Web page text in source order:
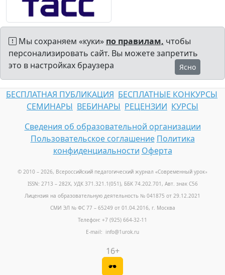
Мы сохраняем «куки» по правилам, чтобы
персонализировать сайт. Вы можете запретить
это в настройках браузера
Ясно
БЕСПЛАТНАЯ ПУБЛИКАЦИЯ БЕСПЛАТНЫЕ КОНКУРСЫ
СЕМИНАРЫ ВЕБИНАРЫ РЕЦЕНЗИИ КУРСЫ
Сведения об образовательной организации
Пользовательское соглашение Политика
конфиденциальности Оферта
© 2010 – 2026, Всероссийский педагогический журнал «Современный урок»
ISSN: 2713 – 282X, УДК 371.321.1(051), ББК 74.202.701, Авт. знак С56
Лицензия на образовательную деятельность № 041875 от 29.12.2021
СМИ ЭЛ № ФС 77 – 65249 от 01.04.2016, г. Москва
Телефон: +7 (925) 664-32-11
E-mail: info@1urok.ru
16+